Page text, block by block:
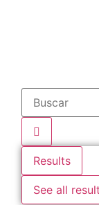
Results
See all